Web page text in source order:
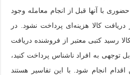
با آنها قبل از انجام معامله وجود
کالا هزینه‌ای پرداخت نشود. در
رسید کتبی معتبر از فروشنده دریافت
توجهی به افراد ناشناس پرداخت کنید،
انجام شود. با این تفاسیر هستند